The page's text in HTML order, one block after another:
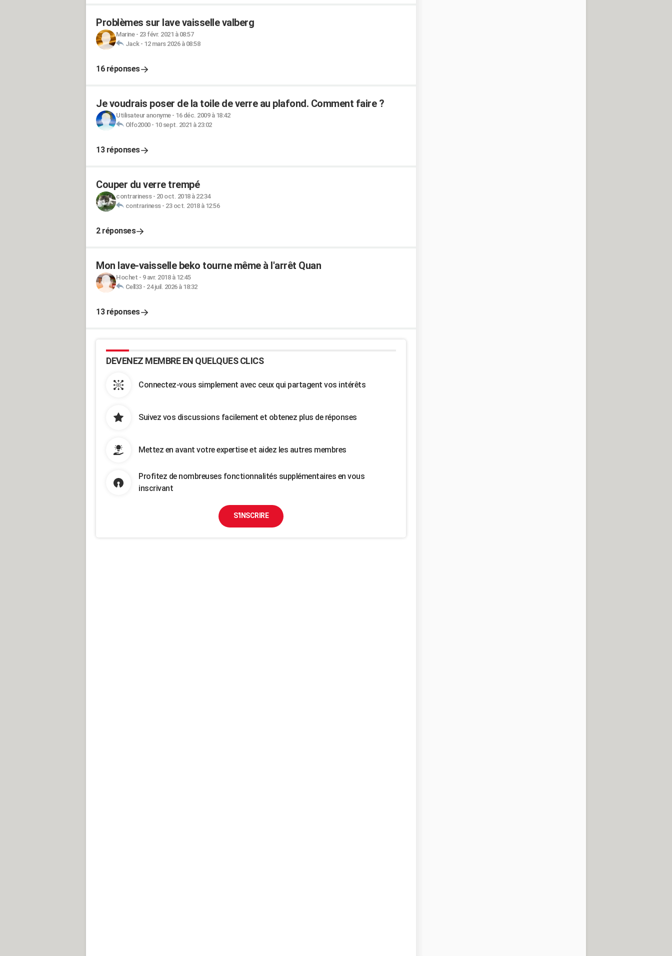
Problèmes sur lave vaisselle valberg
Marine- 23 févr. 2021 à 08:57
Jack- 12 mars 2026 à 08:58
16 réponses
Je voudrais poser de la toile de verre au plafond. Comment faire ?
Utilisateur anonyme- 16 déc. 2009 à 18:42
Olfo2000- 10 sept. 2021 à 23:02
13 réponses
Couper du verre trempé
contrariness- 20 oct. 2018 à 22:34
contrariness- 23 oct. 2018 à 12:56
2 réponses
Mon lave-vaisselle beko tourne même à l'arrêt Quan
Hochet - 9 avr. 2018 à 12:45
Cell33- 24 juil. 2026 à 18:32
13 réponses
DEVENEZ MEMBRE EN QUELQUES CLICS
Connectez-vous simplement avec ceux qui partagent vos intérêts
Suivez vos discussions facilement et obtenez plus de réponses
Mettez en avant votre expertise et aidez les autres membres
Profitez de nombreuses fonctionnalités supplémentaires en vous
inscrivant
S'INSCRIRE